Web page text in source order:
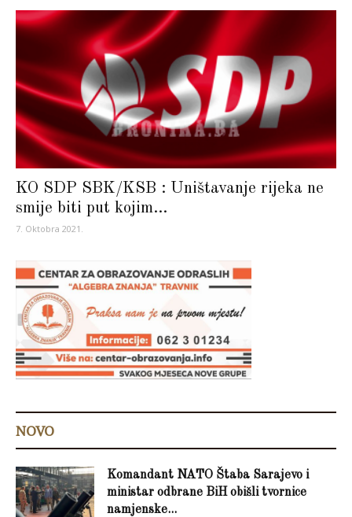
KO SDP SBK/KSB : Uništavanje rijeka ne
smije biti put kojim...
7. Oktobra 2021.
NOVO
Komandant NATO Štaba Sarajevo i
ministar odbrane BiH obišli tvornice
namjenske...